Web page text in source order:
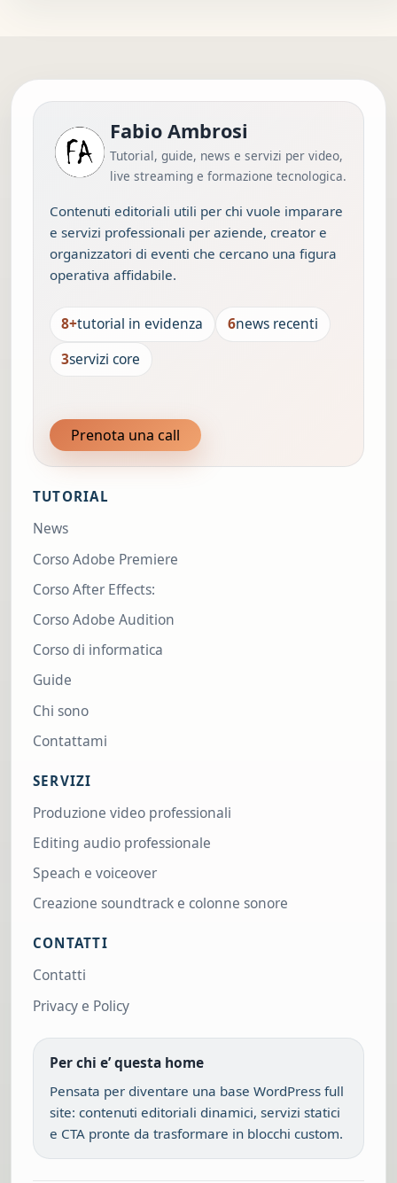
Fabio Ambrosi
Tutorial, guide, news e servizi per video,
live streaming e formazione tecnologica.
Contenuti editoriali utili per chi vuole imparare
e servizi professionali per aziende, creator e
organizzatori di eventi che cercano una figura
operativa affidabile.
8+tutorial in evidenza 6news recenti
3servizi core
Prenota una call
TUTORIAL
News
Corso Adobe Premiere
Corso After Effects:
Corso Adobe Audition
Corso di informatica
Guide
Chi sono
Contattami
SERVIZI
Produzione video professionali
Editing audio professionale
Speach e voiceover
Creazione soundtrack e colonne sonore
CONTATTI
Contatti
Privacy e Policy
Per chi e’ questa home
Pensata per diventare una base WordPress full
site: contenuti editoriali dinamici, servizi statici
e CTA pronte da trasformare in blocchi custom.